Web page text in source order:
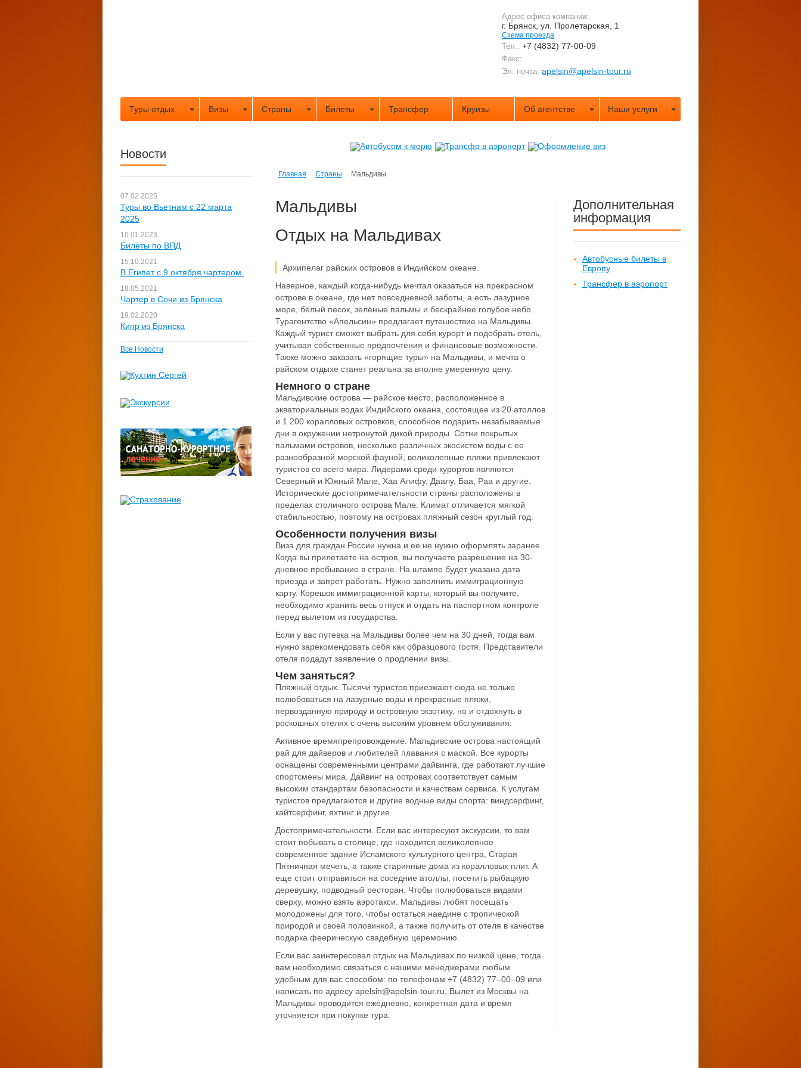
Адрес офиса компании:
г. Брянск, ул. Пролетарская, 1
Схема проезда
Тел.: +7 (4832) 77-00-09
Факс:
Эл. почта: apelsin@apelsin-tour.ru
Туры отдых Визы Страны Билеты Трансфер Круизы Об агентстве Наши услуги
Главная Страны Мальдивы
Мальдивы
Отдых на Мальдивах
Архипелаг райских островов в Индийском океане.
Наверное, каждый когда-нибудь мечтал оказаться на прекрасном
острове в океане, где нет повседневной заботы, а есть лазурное
море, белый песок, зелёные пальмы и бескрайнее голубое небо.
Турагентство «Апельсин» предлагает путешествие на Мальдивы.
Каждый турист сможет выбрать для себя курорт и подобрать отель,
учитывая собственные предпочтения и финансовые возможности.
Также можно заказать «горящие туры» на Мальдивы, и мечта о
райском отдыхе станет реальна за вполне умеренную цену.
Немного о стране
Мальдивские острова — райское место, расположенное в
экваториальных водах Индийского океана, состоящее из 20 атоллов
и 1 200 коралловых островков, способное подарить незабываемые
дни в окружении нетронутой дикой природы. Сотни покрытых
пальмами островов, несколько различных экосистем воды с ее
разнообразной морской фауной, великолепные пляжи привлекают
туристов со всего мира. Лидерами среди курортов являются
Северный и Южный Мале, Хаа Алифу, Даалу, Баа, Раа и другие.
Исторические достопримечательности страны расположены в
пределах столичного острова Мале. Климат отличается мягкой
стабильностью, поэтому на островах пляжный сезон круглый год.
Особенности получения визы
Виза для граждан России нужна и ее не нужно оформлять заранее.
Когда вы прилетаете на остров, вы получаете разрешение на 30-
дневное пребывание в стране. На штампе будет указана дата
приезда и запрет работать. Нужно заполнить иммиграционную
карту. Корешок иммиграционной карты, который вы получите,
необходимо хранить весь отпуск и отдать на паспортном контроле
перед вылетом из государства.
Если у вас путевка на Мальдивы более чем на 30 дней, тогда вам
нужно зарекомендовать себя как образцового гостя. Представители
отеля подадут заявление о продлении визы.
Чем заняться?
Пляжный отдых . Тысячи туристов приезжают сюда не только
полюбоваться на лазурные воды и прекрасные пляжи,
первозданную природу и островную экзотику, но и отдохнуть в
роскошных отелях с очень высоким уровнем обслуживания.
Активное времяпрепровождение . Мальдивские острова настоящий
рай для дайверов и любителей плавания с маской. Все курорты
оснащены современными центрами дайвинга, где работают лучшие
спортсмены мира. Дайвинг на островах соответствует самым
высоким стандартам безопасности и качествам сервиса. К услугам
туристов предлагаются и другие водные виды спорта: виндсерфинг,
кайтсерфинг, яхтинг и другие.
Достопримечательности . Если вас интересуют экскурсии, то вам
стоит побывать в столице, где находится великолепное
современное здание Исламского культурного центра, Старая
Пятничная мечеть, а также старинные дома из коралловых плит. А
еще стоит отправиться на соседние атоллы, посетить рыбацкую
деревушку, подводный ресторан. Чтобы полюбоваться видами
сверху, можно взять аэротакси. Мальдивы любят посещать
молодожены для того, чтобы остаться наедине с тропической
природой и своей половинкой, а также получить от отеля в качестве
подарка феерическую свадебную церемонию.
Если вас заинтересовал отдых на Мальдивах по низкой цене, тогда
вам необходимо связаться с нашими менеджерами любым
удобным для вас способом: по телефонам +7 (4832) 77–00–09 или
написать по адресу apelsin@apelsin-tour.ru. Вылет из Москвы на
Мальдивы проводится ежедневно, конкретная дата и время
уточняется при покупке тура.
Дополнительная
информация
Автобусные билеты в
Европу
Трансфер в аэропорт
Новости
07.02.2025
Туры во Вьетнам с 22 марта
2025
10.01.2023
Билеты по ВПД
15.10.2021
В Египет с 9 октября чартером.
18.05.2021
Чартер в Сочи из Брянска
19.02.2020
Кипр из Брянска
Все Новости